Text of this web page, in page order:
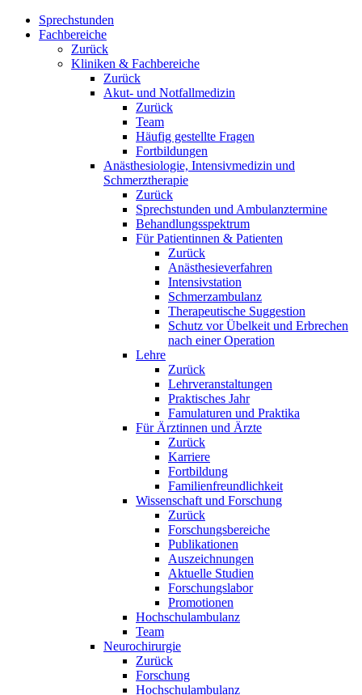
Sprechstunden
Fachbereiche
Zurück
Kliniken & Fachbereiche
Zurück
Akut- und Notfallmedizin
Zurück
Team
Häufig gestellte Fragen
Fortbildungen
Anästhesiologie, Intensivmedizin und
Schmerztherapie
Zurück
Sprechstunden und Ambulanztermine
Behandlungsspektrum
Für Patientinnen & Patienten
Zurück
Anästhesieverfahren
Intensivstation
Schmerzambulanz
Therapeutische Suggestion
Schutz vor Übelkeit und Erbrechen
nach einer Operation
Lehre
Zurück
Lehrveranstaltungen
Praktisches Jahr
Famulaturen und Praktika
Für Ärztinnen und Ärzte
Zurück
Karriere
Fortbildung
Familienfreundlichkeit
Wissenschaft und Forschung
Zurück
Forschungsbereiche
Publikationen
Auszeichnungen
Aktuelle Studien
Forschungslabor
Promotionen
Hochschulambulanz
Team
Neurochirurgie
Zurück
Forschung
Hochschulambulanz